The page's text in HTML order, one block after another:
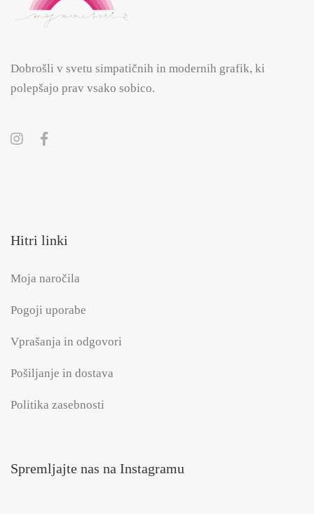
Dobrošli v svetu simpatičnih in modernih grafik, ki
polepšajo prav vsako sobico.
Hitri linki
Moja naročila
Pogoji uporabe
Vprašanja in odgovori
Pošiljanje in dostava
Politika zasebnosti
Spremljajte nas na Instagramu